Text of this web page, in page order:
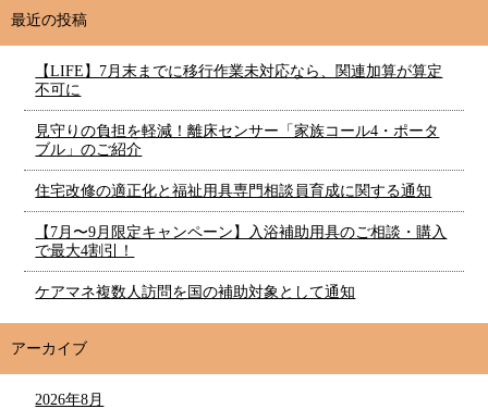
最近の投稿
【LIFE】7月末までに移行作業未対応なら、関連加算が算定
不可に
見守りの負担を軽減！離床センサー「家族コール4・ポータ
ブル」のご紹介
住宅改修の適正化と福祉用具専門相談員育成に関する通知
【7月〜9月限定キャンペーン】入浴補助用具のご相談・購入
で最大4割引！
ケアマネ複数人訪問を国の補助対象として通知
アーカイブ
2026年8月